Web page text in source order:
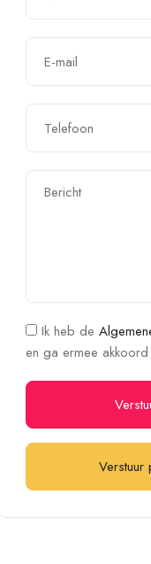
Ik heb de
en ga ermee akkoord
Verstuur